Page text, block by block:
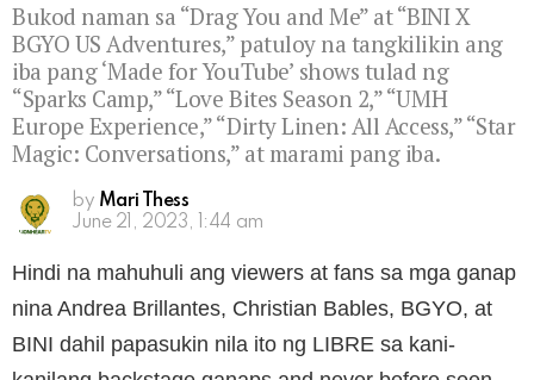
Bukod naman sa “Drag You and Me” at “BINI X
BGYO US Adventures,” patuloy na tangkilikin ang
iba pang ‘Made for YouTube’ shows tulad ng
“Sparks Camp,” “Love Bites Season 2,” “UMH
Europe Experience,” “Dirty Linen: All Access,” “Star
Magic: Conversations,” at marami pang iba.
by Mari Thess
June 21, 2023, 1:44 am
Hindi na mahuhuli ang viewers at fans sa mga ganap
nina Andrea Brillantes, Christian Bables, BGYO, at
BINI dahil papasukin nila ito ng LIBRE sa kani-